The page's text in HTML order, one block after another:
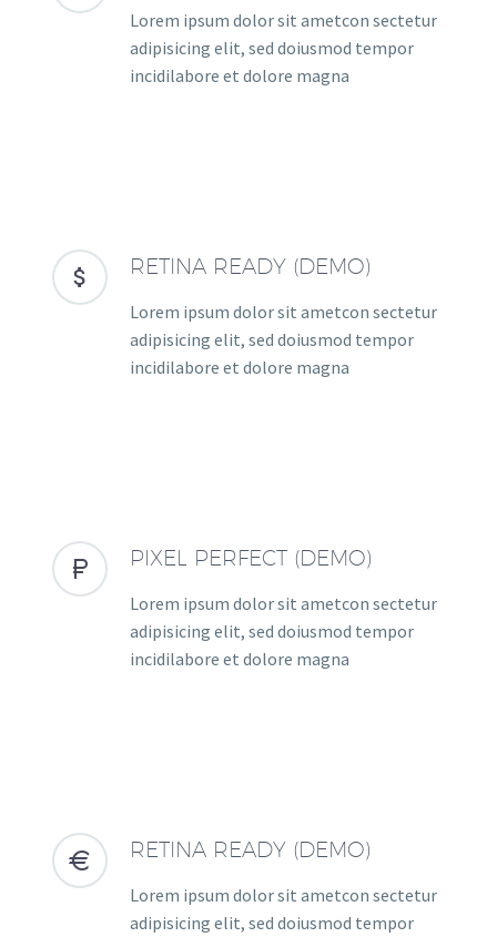
Lorem ipsum dolor sit ametcon sectetur
adipisicing elit, sed doiusmod tempor
incidilabore et dolore magna

 RETINA READY (DEMO)
Lorem ipsum dolor sit ametcon sectetur
adipisicing elit, sed doiusmod tempor
incidilabore et dolore magna

 PIXEL PERFECT (DEMO)
Lorem ipsum dolor sit ametcon sectetur
adipisicing elit, sed doiusmod tempor
incidilabore et dolore magna

 RETINA READY (DEMO)
Lorem ipsum dolor sit ametcon sectetur
adipisicing elit, sed doiusmod tempor